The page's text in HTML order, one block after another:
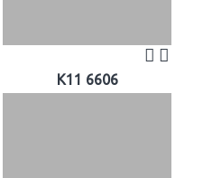
K11 6606